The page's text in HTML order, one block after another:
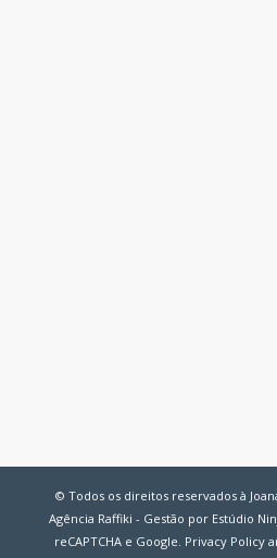
© Todos os direitos reservados à
Agência Raffiki - Gestão por Estúdio
reCAPTCHA e Google. Privacy Policy